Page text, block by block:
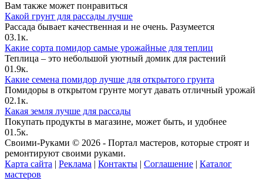
Вам также может понравиться
Какой грунт для рассады лучше
Рассада бывает качественная и не очень. Разумеется
03.1к.
Какие сорта помидор самые урожайные для теплиц
Теплица – это небольшой уютный домик для растений
01.9к.
Какие семена помидор лучше для открытого грунта
Помидоры в открытом грунте могут давать отличный урожай
02.1к.
Какая земля лучше для рассады
Покупать продукты в магазине, может быть, и удобнее
01.5к.
Своими-Руками © 2026 - Портал мастеров, которые строят и
ремонтируют своими руками.
Карта сайта | Реклама | Контакты | Соглашение | Каталог
мастеров